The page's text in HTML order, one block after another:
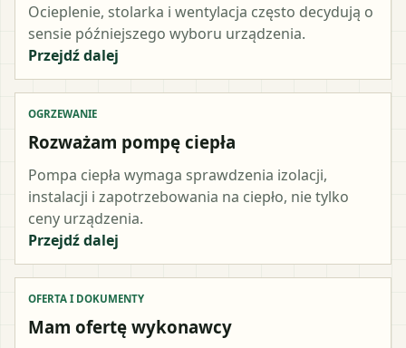
Ocieplenie, stolarka i wentylacja często decydują o
sensie późniejszego wyboru urządzenia.
Przejdź dalej
OGRZEWANIE
Rozważam pompę ciepła
Pompa ciepła wymaga sprawdzenia izolacji,
instalacji i zapotrzebowania na ciepło, nie tylko
ceny urządzenia.
Przejdź dalej
OFERTA I DOKUMENTY
Mam ofertę wykonawcy